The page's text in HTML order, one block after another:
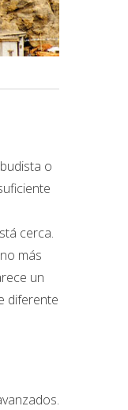
o
cerca.
más
un
diferente